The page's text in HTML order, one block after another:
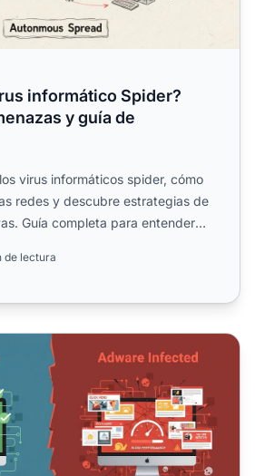
informático Spider?
y guía de
virus informáticos spider, cómo
redes y descubre estrategias de
Guía completa para entender
de lectura
Tu PC? Guía Completa sobre